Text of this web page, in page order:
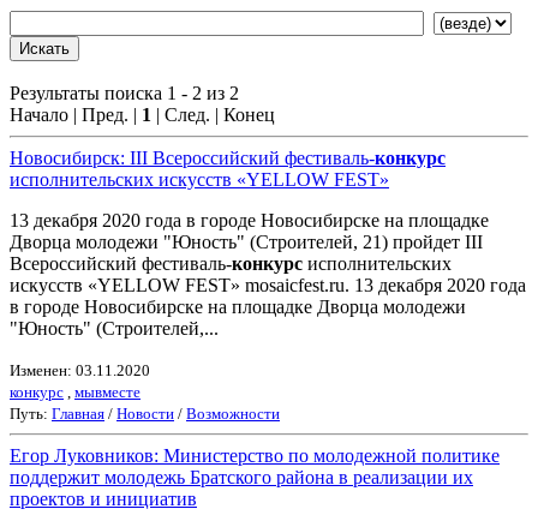
Результаты поиска 1 - 2 из 2
Начало | Пред. | 1 | След. | Конец
Новосибирск: III Всероссийский фестиваль-конкурс
исполнительских искусств «YELLOW FEST»
13 декабря 2020 года в городе Новосибирске на площадке
Дворца молодежи "Юность" (Строителей, 21) пройдет III
Всероссийский фестиваль-конкурс исполнительских
искусств «YELLOW FEST» mosaicfest.ru. 13 декабря 2020 года
в городе Новосибирске на площадке Дворца молодежи
"Юность" (Строителей,...
Изменен: 03.11.2020
конкурс мывместе
Путь: Главная / Новости / Возможности
Егор Луковников: Министерство по молодежной политике
поддержит молодежь Братского района в реализации их
проектов и инициатив